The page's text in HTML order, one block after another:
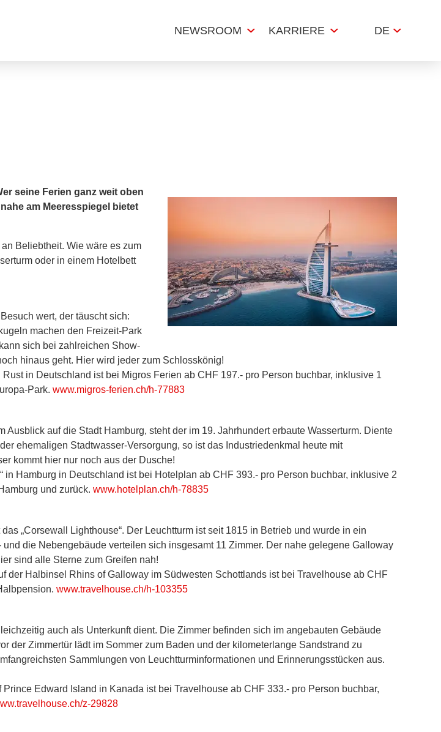
NEWSROOM KARRIERE DE
seine Ferien ganz weit oben
am Meeresspiegel bietet
Beliebtheit. Wie wäre es zum
oder in einem Hotelbett
wert, der täuscht sich:
machen den Freizeit-Park
sich bei zahlreichen Show-
hinaus geht. Hier wird jeder zum Schlosskönig!
in Deutschland ist bei Migros Ferien ab CHF 197.- pro Person buchbar, inklusive 1
Park. www.migros-ferien.ch/h-77883
auf die Stadt Hamburg, steht der im 19. Jahrhundert erbaute Wasserturm. Diente
ehemaligen Stadtwasser-Versorgung, so ist das Industriedenkmal heute mit
kommt hier nur noch aus der Dusche!
Hamburg in Deutschland ist bei Hotelplan ab CHF 393.- pro Person buchbar, inklusive 2
und zurück. www.hotelplan.ch/h-78835
„Corsewall Lighthouse“. Der Leuchtturm ist seit 1815 in Betrieb und wurde in ein
die Nebengebäude verteilen sich insgesamt 11 Zimmer. Der nahe gelegene Galloway
sind alle Sterne zum Greifen nah!
der Halbinsel Rhins of Galloway im Südwesten Schottlands ist bei Travelhouse ab CHF
www.travelhouse.ch/h-103355
auch als Unterkunft dient. Die Zimmer befinden sich im angebauten Gebäude
der Zimmertür lädt im Sommer zum Baden und der kilometerlange Sandstrand zu
Sammlungen von Leuchtturminformationen und Erinnerungsstücken aus.
Edward Island in Kanada ist bei Travelhouse ab CHF 333.- pro Person buchbar,
z-29828